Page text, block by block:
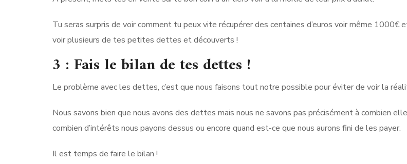
Tu seras surpris de voir comment tu peux vite récupérer des centaines d’euros voir même 1000€
voir plusieurs de tes petites dettes et découverts !
3 : Fais le bilan de tes dettes !
Le problème avec les dettes, c’est que nous faisons tout notre possible pour éviter de voir la
Nous savons bien que nous avons des dettes mais nous ne savons pas précisément à combien
combien d’intérêts nous payons dessus ou encore quand est-ce que nous aurons fini de les payer.
Il est temps de faire le bilan !